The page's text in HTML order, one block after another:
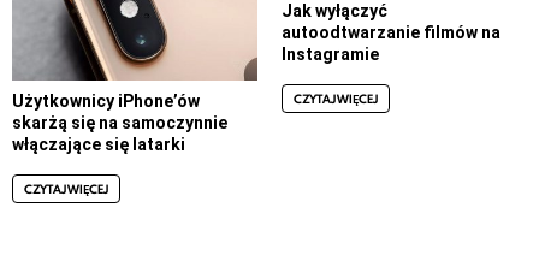
Użytkownicy iPhone’ów
skarżą się na samoczynnie
włączające się latarki
CZYTAJ WIĘCEJ
Jak wyłączyć
autoodtwarzanie filmów na
Instagramie
CZYTAJ WIĘCEJ